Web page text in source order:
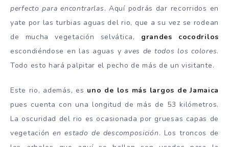
perfecto para encontrarlas. Aquí podrás dar recorridos en
yate por las turbias aguas del rio, que a su vez se rodean
de mucha vegetación selvática, grandes cocodrilos
escondiéndose en las aguas yaves de todos los colores.
Todo esto hará palpitar el pecho de más de un visitante.
Este rio, además, es uno de los más largos de Jamaica
pues cuenta con una longitud de más de 53 kilómetros.
La oscuridad del rio es ocasionada por gruesas capas de
vegetaciónen estado de descomposición. Los troncos de